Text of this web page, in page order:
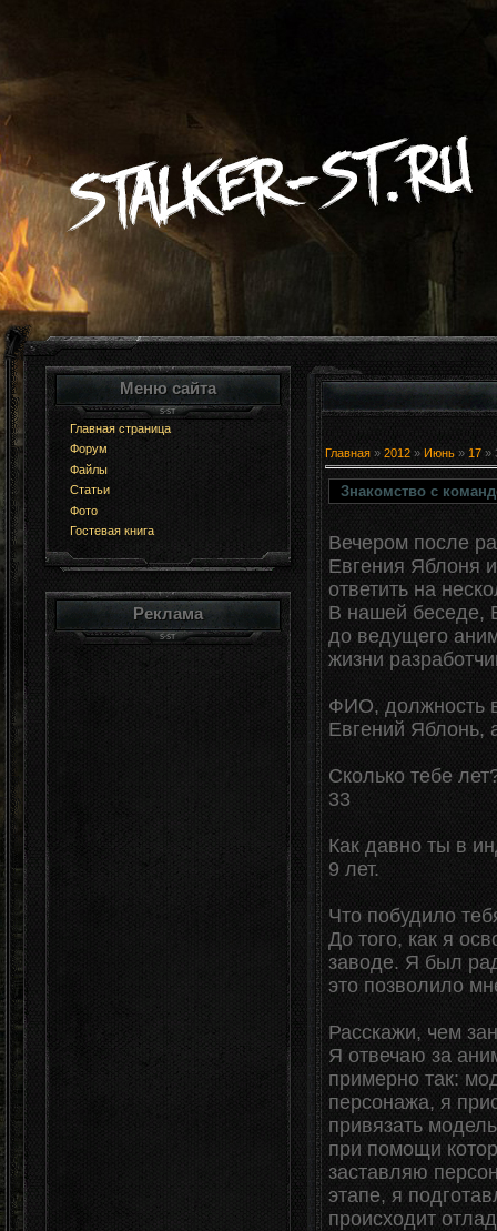
Меню сайта
Главная страница
Форум
Файлы
Статьи
Фото
Гостевая книга
Реклама
Главная » 2012 » Июнь » 17 »
Знакомство с
Вечером после
Евгения Яблоня
ответить на
В нашей беседе,
до ведущего
жизни
ФИО, должность
Евгений Яблонь,
Сколько тебе
33
Как давно ты в
9 лет.
Что побудило
До того, как я
заводе. Я был
это позволило
Расскажи, чем
Я отвечаю за
примерно так:
персонажа, я
привязать
при помощи
заставляю
этапе, я
происходит